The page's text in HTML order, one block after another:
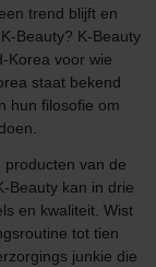
trend blijft en
Beauty? K-Beauty
Korea voor wie
staat bekend
hun filosofie om
van de
Beauty kan in drie
en kwaliteit. Wist
tot tien
junkie die